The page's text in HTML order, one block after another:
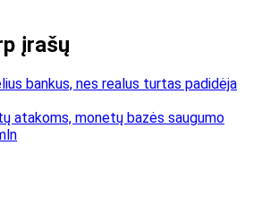
įrašų
bankus, nes realus turtas padidėja
atakoms, monetų bazės saugumo